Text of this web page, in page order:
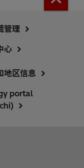
管理
心
地区信息
portal